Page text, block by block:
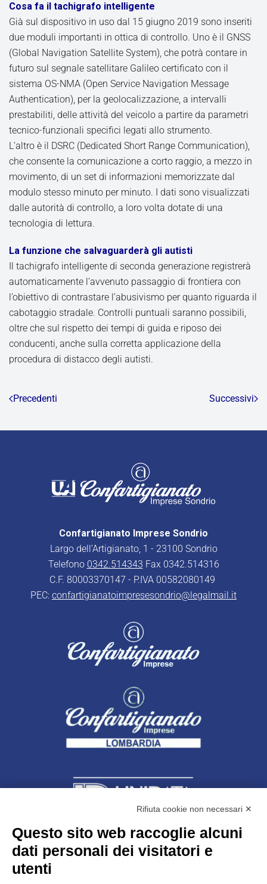
Cosa fa il tachigrafo intelligente
Già sul dispositivo in uso dal 15 giugno 2019 sono inseriti
due moduli importanti in ottica di controllo. Uno è il GNSS
(Global Navigation Satellite System), che potrà contare in
futuro sul segnale satellitare Galileo certificato con il
sistema OS-NMA (Open Service Navigation Message
Authentication), per la geolocalizzazione, a intervalli
prestabiliti, delle attività del veicolo a partire da parametri
tecnico-funzionali specifici legati allo strumento.
L’altro è il DSRC (Dedicated Short Range Communication),
che consente la comunicazione a corto raggio, a mezzo in
movimento, di un set di informazioni memorizzate dal
modulo stesso minuto per minuto. I dati sono visualizzati
dalle autorità di controllo, a loro volta dotate di una
tecnologia di lettura.
La funzione che salvaguarderà gli autisti
Il tachigrafo intelligente di seconda generazione registrerà
automaticamente l’avvenuto passaggio di frontiera con
l’obiettivo di contrastare l’abusivismo per quanto riguarda il
cabotaggio stradale. Controlli puntuali saranno possibili,
oltre che sul rispetto dei tempi di guida e riposo dei
conducenti, anche sulla corretta applicazione della
procedura di distacco degli autisti.
Precedenti Successivi
Confartigianato Imprese Sondrio
Largo dell’Artigianato, 1 - 23100 Sondrio
Telefono 0342.514343 Fax 0342.514316
C.F. 80003370147 - P.IVA 00582080149
PEC: confartigianatoimpresesondrio@legalmail.it
Unidata s.r.lcon unico socio
Largo dell’Artigianato, 1 - 23100 Sondrio
Rifiuta cookie non necessari ✕
Questo sito web raccoglie alcuni
dati personali dei visitatori e
utenti